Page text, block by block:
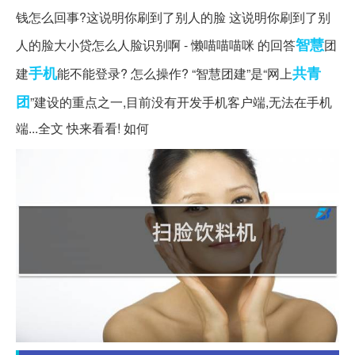
钱怎么回事?这说明你刷到了别人的脸 这说明你刷到了别
人的脸大小贷怎么人脸识别啊 - 懒喵喵喵咪 的回答智慧团
建手机能不能登录? 怎么操作? “智慧团建”是“网上共青
团”建设的重点之一,目前没有开发手机客户端,无法在手机
端...全文 快来看看! 如何